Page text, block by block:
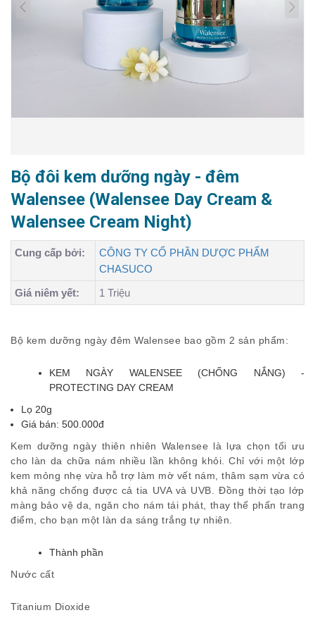
Bộ đôi kem dưỡng ngày - đêm
Walensee (Walensee Day Cream &
Walensee Cream Night)
Cung cấp bởi:
CÔNG TY CỔ PHẦN DƯỢC PHẨM
CHASUCO
Giá niêm yết:
1 Triệu
Bộ kem dưỡng ngày đêm Walensee bao gồm 2 sản phẩm:
KEM NGÀY WALENSEE (CHỐNG NẮNG) -
PROTECTING DAY CREAM
Lọ 20g
Giá bán: 500.000đ
Kem dưỡng ngày thiên nhiên Walensee là lựa chọn tối ưu
cho làn da chữa nám nhiều lần không khỏi. Chỉ với một lớp
kem mỏng nhẹ vừa hỗ trợ làm mờ vết nám, thâm sạm vừa có
khả năng chống được cả tia UVA và UVB. Đồng thời tạo lớp
màng bảo vệ da, ngăn cho nám tái phát, thay thế phấn trang
điểm, cho bạn một làn da sáng trắng tự nhiên.
Thành phần
Nước cất
Titanium Dioxide